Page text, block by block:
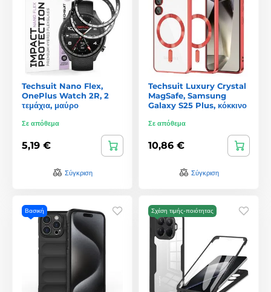
Techsuit Nano Flex,
OnePlus Watch 2R, 2
τεμάχια, μαύρο
Σε απόθεμα
5,19 €
Σύγκριση
Techsuit Luxury Crystal
MagSafe, Samsung
Galaxy S25 Plus, κόκκινο
Σε απόθεμα
10,86 €
Σύγκριση
Βασική Σχέση τιμής-ποιότητας